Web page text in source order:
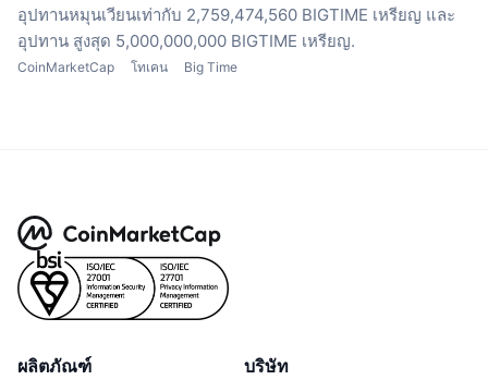
อุปทานหมุนเวียนเท่ากับ 2,759,474,560 BIGTIME เหรียญ และ
อุปทาน สูงสุด 5,000,000,000 BIGTIME เหรียญ.
CoinMarketCap โทเคน Big Time
ผลิตภัณฑ์ บริษัท